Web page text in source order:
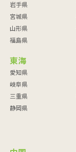
岩手県
宮城県
山形県
福島県
東海
愛知県
岐阜県
三重県
静岡県